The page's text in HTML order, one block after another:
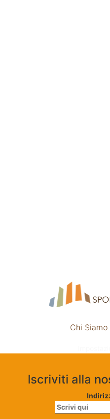
Chi Siamo
Iscriviti alla